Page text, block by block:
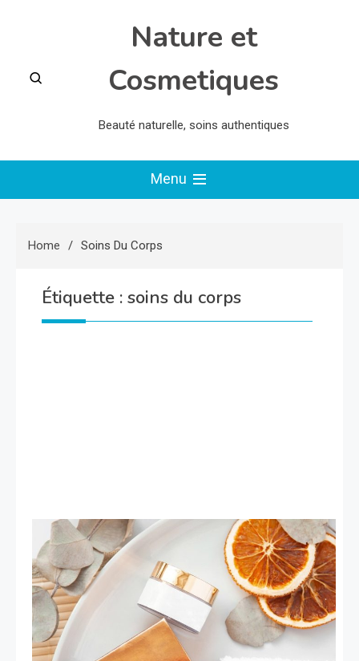
Nature et
Cosmetiques
Beauté naturelle, soins authentiques
Menu
Home Soins Du Corps
Étiquette : soins du corps